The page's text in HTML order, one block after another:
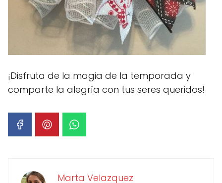
¡Disfruta de la magia de la temporada y
comparte la alegría con tus seres queridos!
Marta Velazquez